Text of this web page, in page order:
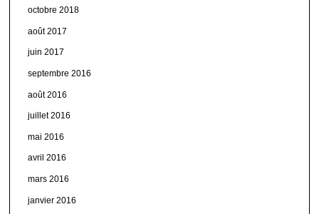
octobre 2018
août 2017
juin 2017
septembre 2016
août 2016
juillet 2016
mai 2016
avril 2016
mars 2016
janvier 2016